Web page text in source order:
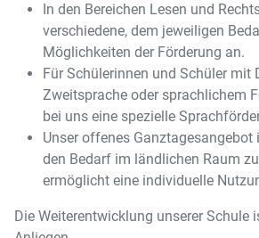
In den Bereichen Lesen und
verschiedene, dem jeweiligen
Möglichkeiten der Förderung an.
Für Schülerinnen und Schüler mit
Zweitsprache oder sprachlichem
bei uns eine spezielle
Unser offenes
den Bedarf im ländlichen Raum
ermöglicht eine individuelle
Die Weiterentwicklung unserer Schule